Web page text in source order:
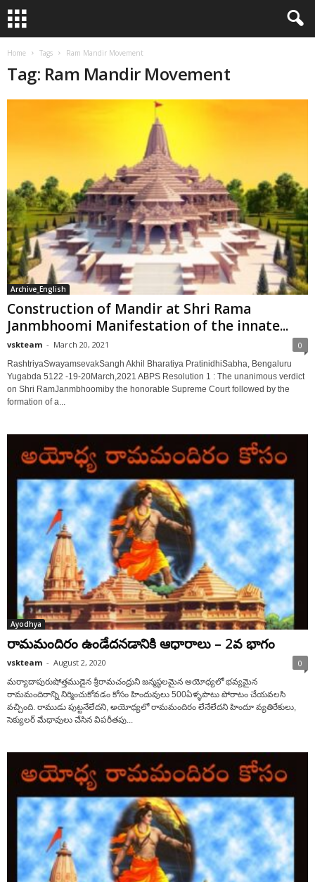
Home Tags Ram Mandir Movement
Tag: Ram Mandir Movement
Archive_English
Construction of Mandir at Shri Rama
Janmbhoomi Manifestation of the innate...
vskteam - March 20, 2021 0
RashtriyaSwayamsevakSangh Akhil Bharatiya PratinidhiSabha, Bengaluru
Yugabda 5122 -19-20March,2021 ABPS Resolution 1 : The unanimous verdict
on Shri RamJanmbhoomiby the honorable Supreme Court followed by the
formation of a...
Ayodhya
రామమందిరం ఉండేదనడానికి ఆధారాలు – 2వ భాగం
vskteam - August 2, 2020 0
మర్యాదాపురుషోత్తముడైన శ్రీరామచంద్రుని జన్మస్థలమైన అయోధ్యలో భవ్యమైన
రామమందిరాన్ని నిర్మించుకోవడం కోసం హిందువులు 500ఏళ్ళపాటు పోరాటం చేయవలసి
వచ్చింది. రాముడు పుట్టనేలేదని, అయోధ్యలో రామమందిరం లేనేలేదని హిందూ వ్యతిరేకులు,
సెక్యులర్ మేధావులు చేసిన విపరీతపు...